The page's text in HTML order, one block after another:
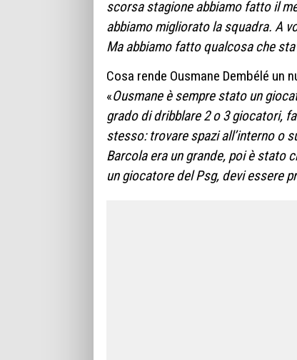
scorsa stagione abbiamo fatto il
abbiamo migliorato la squadra. A
Ma abbiamo fatto qualcosa che
Cosa rende Ousmane Dembélé un
«Ousmane è sempre stato un
grado di dribblare 2 o 3 giocatori,
stesso: trovare spazi all’interno o
Barcola era un grande, poi è stato
un giocatore del Psg, devi essere